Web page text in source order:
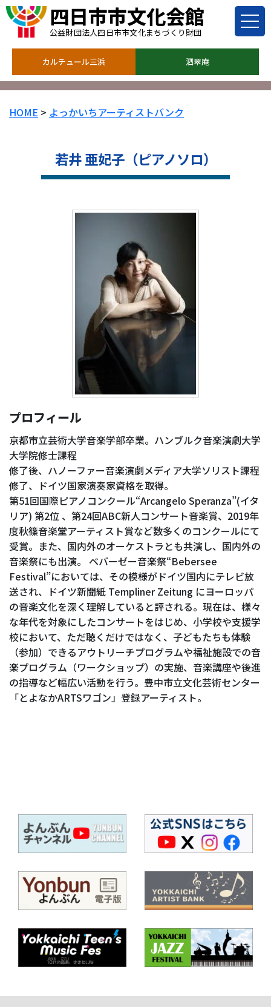
四日市市文化会館
公益財団法人四日市市文化まちづくり財団
カルチュール三浜 泗翠庵
HOME > よっかいちアーティストバンク
若井 亜妃子（ピアノソロ）
プロフィール
京都市立芸術大学音楽学部卒業。ハンブルク音楽演劇大学
大学院修士課程
修了後、ハノーファー音楽演劇メディア大学ソリスト課程
修了、ドイツ国家演奏家資格を取得。
第51回国際ピアノコンクール“Arcangelo Speranza”(イタ
リア) 第2位 、第24回ABC新人コンサート音楽賞、2019年
度秋篠音楽堂アーティスト賞など数多くのコンクールにて
受賞。また、国内外のオーケストラとも共演し、国内外の
音楽祭にも出演。 ベバーゼー音楽祭“Bebersee
Festival”においては、その模様がドイツ国内にテレビ放
送され、ドイツ新聞紙 Templiner Zeitung にヨーロッパ
の音楽文化を深く理解していると評される。現在は、様々
な年代を対象にしたコンサートをはじめ、小学校や支援学
校において、ただ聴くだけではなく、子どもたちも体験
（参加）できるアウトリーチプログラムや福祉施設での音
楽プログラム（ワークショップ）の実施、音楽講座や後進
の指導など幅広い活動を行う。豊中市立文化芸術センター
「とよなかARTSワゴン」登録アーティスト。